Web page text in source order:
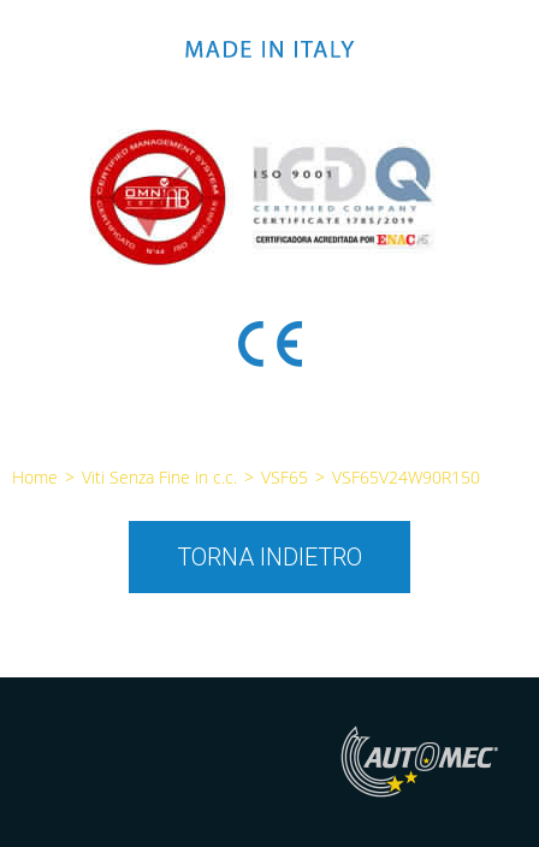
Home > Viti Senza Fine in c.c. > VSF65 > VSF65V24W90R150
TORNA INDIETRO